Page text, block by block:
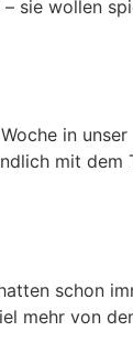
sie wollen
in unser
mit dem
schon
mehr von